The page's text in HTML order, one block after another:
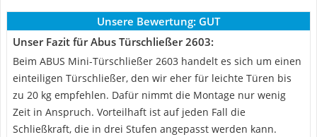
Unsere Bewertung: GUT
Unser Fazit für Abus Türschließer 2603:
Beim ABUS Mini-Türschließer 2603 handelt es sich um einen
einteiligen Türschließer, den wir eher für leichte Türen bis
zu 20 kg empfehlen. Dafür nimmt die Montage nur wenig
Zeit in Anspruch. Vorteilhaft ist auf jeden Fall die
Schließkraft, die in drei Stufen angepasst werden kann.